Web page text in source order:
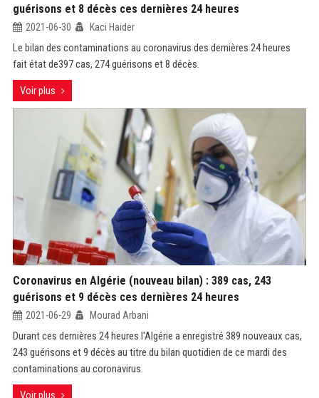
guérisons et 8 décès ces dernières 24 heures
2021-06-30 Kaci Haider
Le bilan des contaminations au coronavirus des dernières 24 heures
fait état de397 cas, 274 guérisons et 8 décès.
Voir plus
Coronavirus en Algérie (nouveau bilan) : 389 cas, 243
guérisons et 9 décès ces dernières 24 heures
2021-06-29 Mourad Arbani
Durant ces dernières 24 heures l'Algérie a enregistré 389 nouveaux cas,
243 guérisons et 9 décès au titre du bilan quotidien de ce mardi des
contaminations au coronavirus.
Voir plus